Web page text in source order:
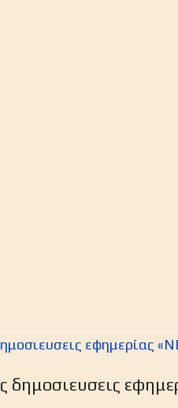
δημοσιευσεις